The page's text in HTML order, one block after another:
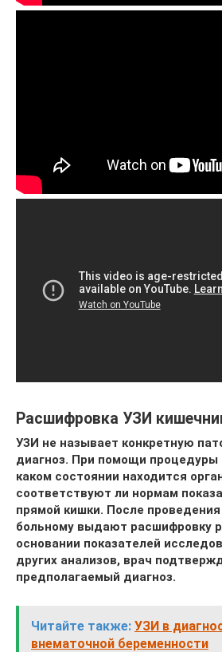
Расшифровка УЗИ
УЗИ не называет конкретную
диагноз. При помощи процедуры
каком состоянии находится
соответствуют ли нормам
прямой кишки. После
больному выдают расшифровку
основании показателей
других анализов, врач
предполагаемый диагноз.
Читайте также: УЗИ в
внематочной беременности